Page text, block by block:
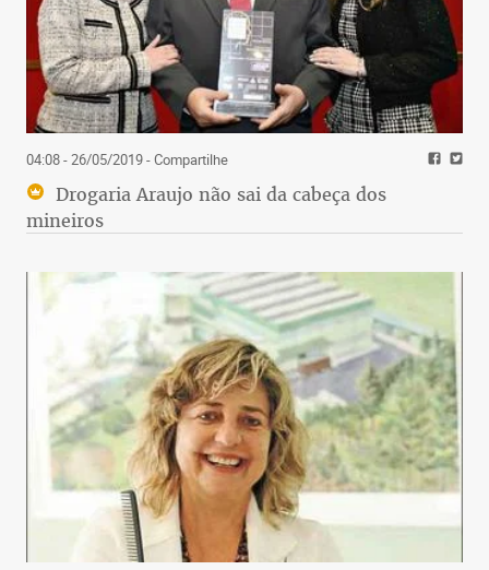
04:08 - 26/05/2019- Compartilhe
Drogaria Araujo não sai da cabeça dos
mineiros